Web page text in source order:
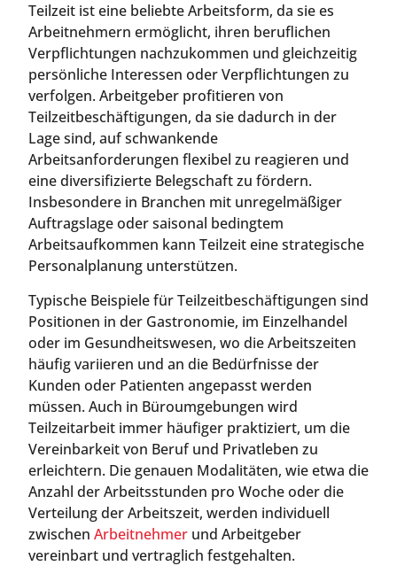
Teilzeit ist eine beliebte Arbeitsform, da sie es
Arbeitnehmern ermöglicht, ihren beruflichen
Verpflichtungen nachzukommen und gleichzeitig
persönliche Interessen oder Verpflichtungen zu
verfolgen. Arbeitgeber profitieren von
Teilzeitbeschäftigungen, da sie dadurch in der
Lage sind, auf schwankende
Arbeitsanforderungen flexibel zu reagieren und
eine diversifizierte Belegschaft zu fördern.
Insbesondere in Branchen mit unregelmäßiger
Auftragslage oder saisonal bedingtem
Arbeitsaufkommen kann Teilzeit eine strategische
Personalplanung unterstützen.
Typische Beispiele für Teilzeitbeschäftigungen sind
Positionen in der Gastronomie, im Einzelhandel
oder im Gesundheitswesen, wo die Arbeitszeiten
häufig variieren und an die Bedürfnisse der
Kunden oder Patienten angepasst werden
müssen. Auch in Büroumgebungen wird
Teilzeitarbeit immer häufiger praktiziert, um die
Vereinbarkeit von Beruf und Privatleben zu
erleichtern. Die genauen Modalitäten, wie etwa die
Anzahl der Arbeitsstunden pro Woche oder die
Verteilung der Arbeitszeit, werden individuell
zwischen Arbeitnehmer und Arbeitgeber
vereinbart und vertraglich festgehalten.